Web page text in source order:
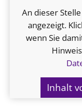
An dieser
angezeigt.
wenn Sie
Inhalt